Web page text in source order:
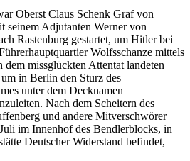
Oberst Claus Schenk Graf von
seinem Adjutanten Werner von
Rastenburg gestartet, um Hitler bei
Wolfsschanze mittels
missglückten Attentat landeten
in Berlin den Sturz des
unter dem Decknamen
Nach dem Scheitern des
und andere Mitverschwörer
im Innenhof des Bendlerblocks, in
Deutscher Widerstand befindet,